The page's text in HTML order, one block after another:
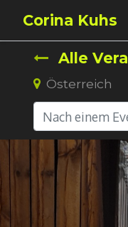
Corina Kuhs
Alle
Österreich